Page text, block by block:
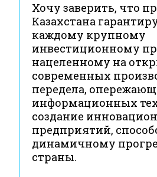
Хочу заверить, что
Казахстана
каждому крупному
инвестиционному
нацеленному на
современных
передела,
информационных
создание
предприятий,
динамичному
страны.